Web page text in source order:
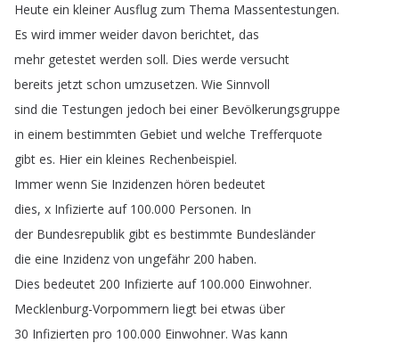
Heute ein kleiner Ausflug zum Thema Massentestungen.
Es wird immer weider davon berichtet, das
mehr getestet werden soll. Dies werde versucht
bereits jetzt schon umzusetzen. Wie Sinnvoll
sind die Testungen jedoch bei einer Bevölkerungsgruppe
in einem bestimmten Gebiet und welche Trefferquote
gibt es. Hier ein kleines Rechenbeispiel.
Immer wenn Sie Inzidenzen hören bedeutet
dies, x Infizierte auf100.000 Personen. In
der Bundesrepublik gibt es bestimmte Bundesländer
die eine Inzidenz von ungefähr 200 haben.
Dies bedeutet 200 Infizierte auf100.000 Einwohner.
Mecklenburg-Vorpommern liegt bei etwas über
30 Infizierten pro 100.000 Einwohner. Was kann